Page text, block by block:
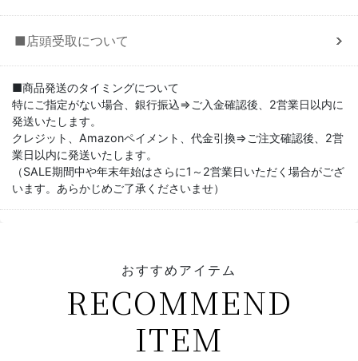
■店頭受取について
■商品発送のタイミングについて
特にご指定がない場合、銀行振込⇒ご入金確認後、2営業日以内に
発送いたします。
クレジット、Amazonペイメント、代金引換⇒ご注文確認後、2営
業日以内に発送いたします。
（SALE期間中や年末年始はさらに1～2営業日いただく場合がござ
います。あらかじめご了承くださいませ）
おすすめアイテム
RECOMMEND
ITEM